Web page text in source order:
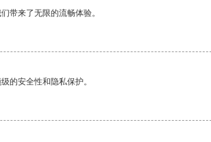
带来了无限的流畅体验。
的安全性和隐私保护。